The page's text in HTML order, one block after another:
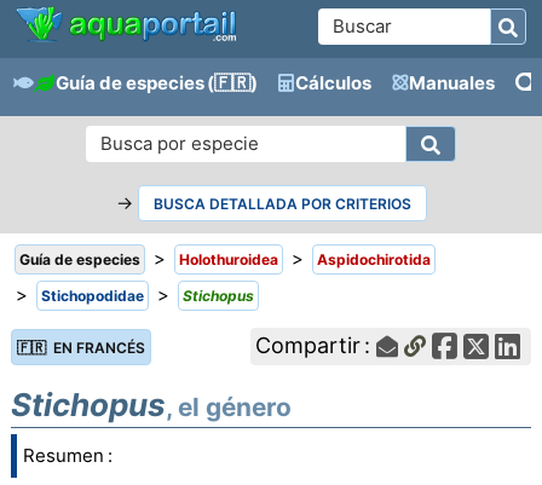
Guía de especies(🇫🇷) Cálculos Manuales
→ BUSCA DETALLADA POR CRITERIOS
Guía de especies > Holothuroidea > Aspidochirotida
> Stichopodidae > Stichopus
🇫🇷 EN FRANCÉS Compartir :
Stichopus, el género
Resumen :